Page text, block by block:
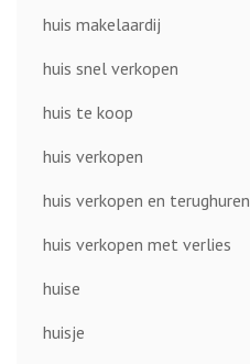
huis makelaardij
huis snel verkopen
huis te koop
huis verkopen
huis verkopen en terughuren
huis verkopen met verlies
huise
huisje